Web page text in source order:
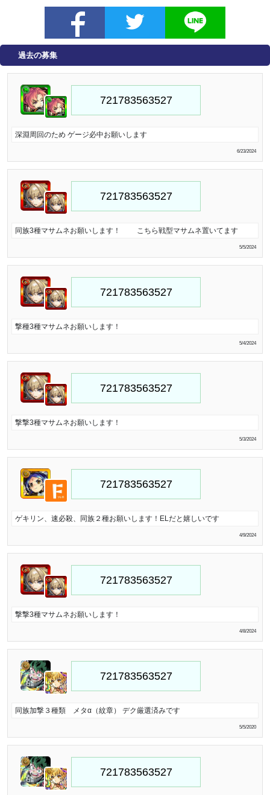
過去の募集
深淵周回のため ゲージ必中お願いします
6/23/2024
同族3種マサムネお願いします！ こちら戦型マサムネ置いてます
5/5/2024
撃種3種マサムネお願いします！
5/4/2024
撃撃3種マサムネお願いします！
5/3/2024
ゲキリン、速必殺、同族２種お願いします！ELだと嬉しいです
4/9/2024
撃撃3種マサムネお願いします！
4/8/2024
同族加撃３種類 メタα（紋章） デク厳選済みです
5/5/2020